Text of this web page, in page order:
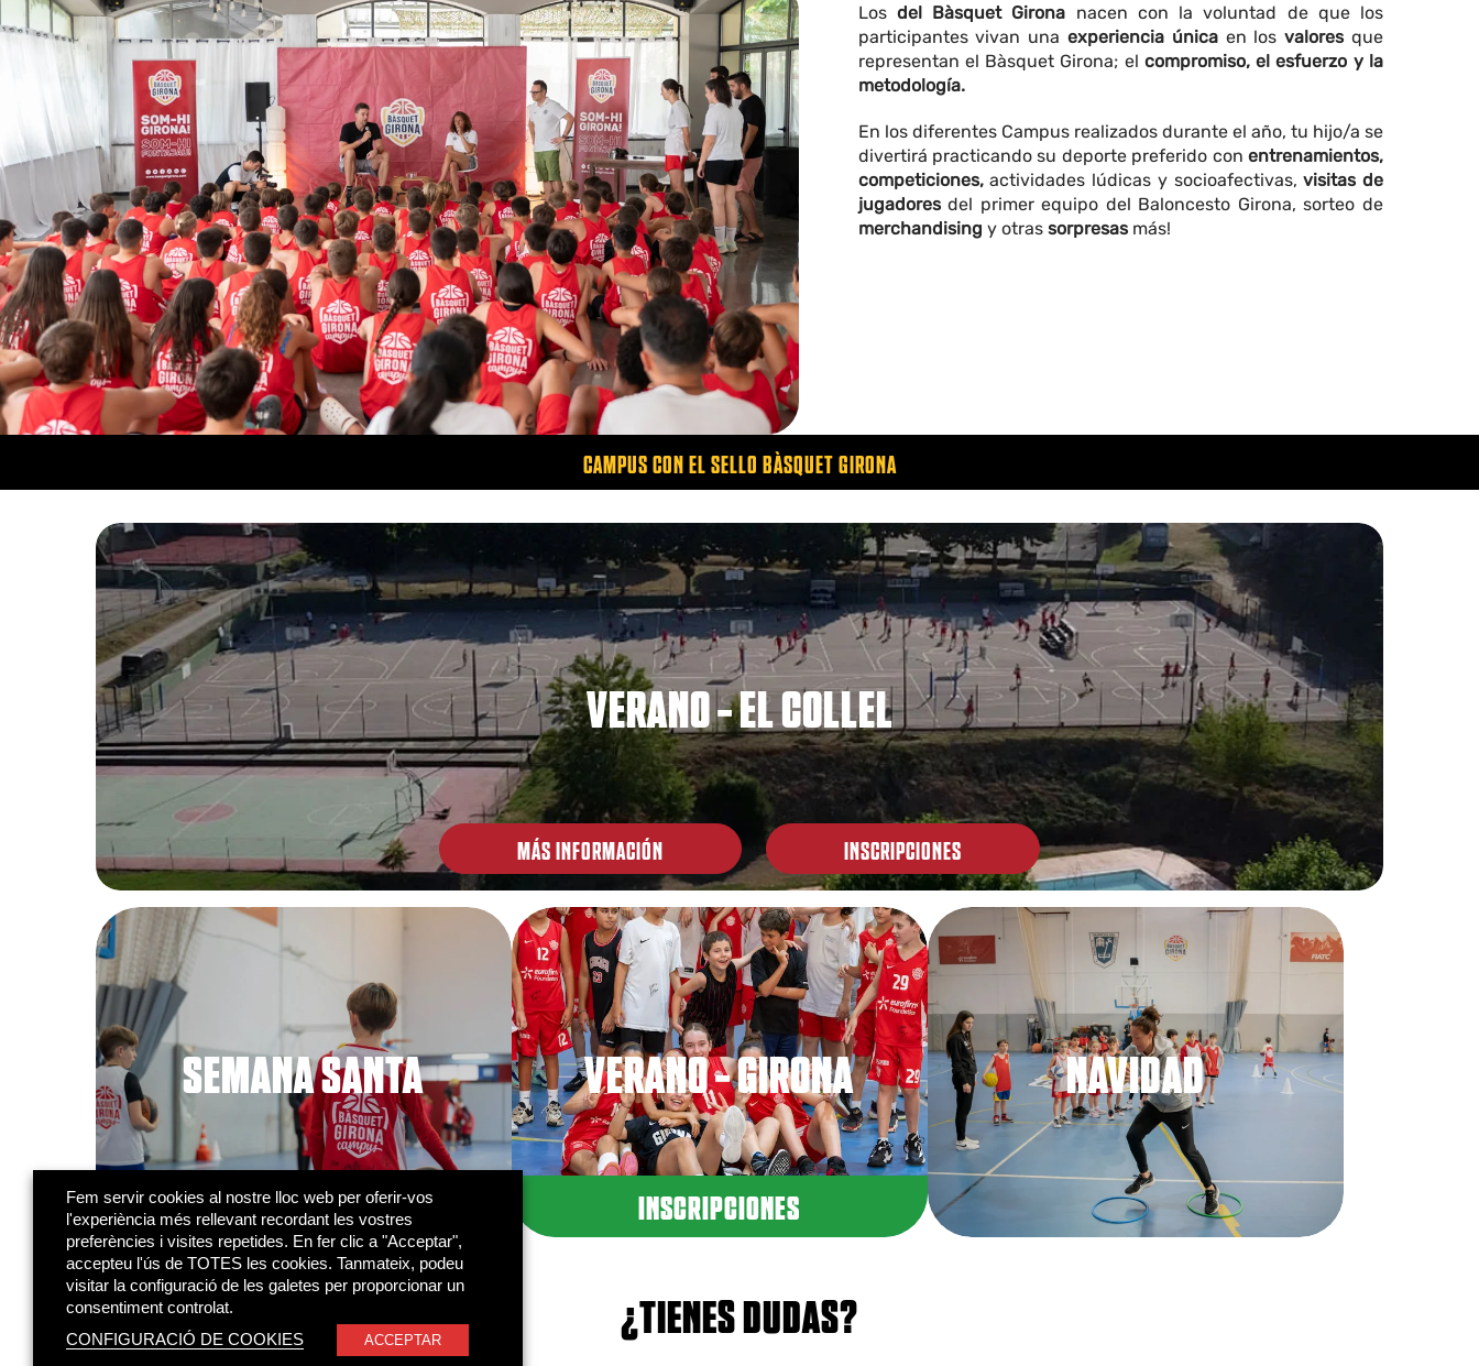
Los del Bàsquet Girona nacen con la voluntad de que los
participantes vivan una experiencia únicaen losvalores que
representan el Bàsquet Girona; el compromiso, el esfuerzo y la
metodología.
En los diferentes Campus realizados durante el año, tu hijo/a se
divertirá practicando su deporte preferido con entrenamientos,
competiciones,actividades lúdicas y socioafectivas,visitas de
jugadoresdel primer equipo del Baloncesto Girona, sorteo de
merchandising y otras sorpresasmás!
CAMPUS CON EL SELLO BÀSQUET GIRONA
VERANO - EL COLLEL
MÁS INFORMACIÓN INSCRIPCIONES
SEMANA SANTA
INSCRIPCIONES
VERANO - GIRONA NAVIDAD
¿TIENES DUDAS?
Fem servir cookies al nostre lloc web per oferir-vos
l'experiència més rellevant recordant les vostres
preferències i visites repetides. En fer clic a "Acceptar",
accepteu l'ús de TOTES les cookies. Tanmateix, podeu
visitar la configuració de les galetes per proporcionar un
consentiment controlat.
CONFIGURACIÓ DE COOKIES
ACCEPTAR